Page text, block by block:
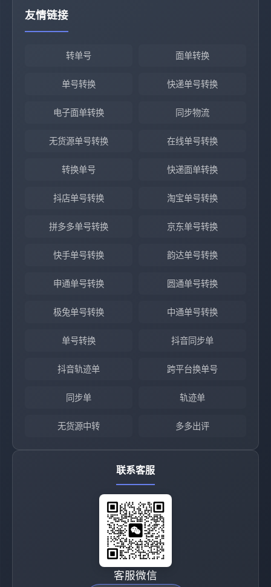
友情链接
转单号 面单转换
单号转换 快递单号转换
电子面单转换 同步物流
无货源单号转换 在线单号转换
转换单号 快递面单转换
抖店单号转换 淘宝单号转换
拼多多单号转换 京东单号转换
快手单号转换 韵达单号转换
申通单号转换 圆通单号转换
极兔单号转换 中通单号转换
单号转换 抖音同步单
抖音轨迹单 跨平台换单号
同步单 轨迹单
无货源中转 多多出评
联系客服
客服微信